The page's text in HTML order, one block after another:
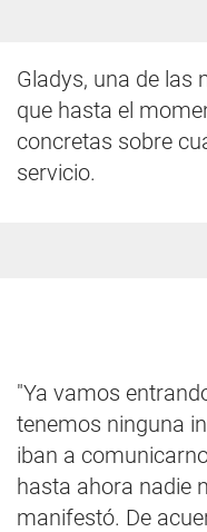
Gladys, una de las
que hasta el
concretas sobre
servicio.
"Ya vamos
tenemos ninguna
iban a
hasta ahora nadie
manifestó. De